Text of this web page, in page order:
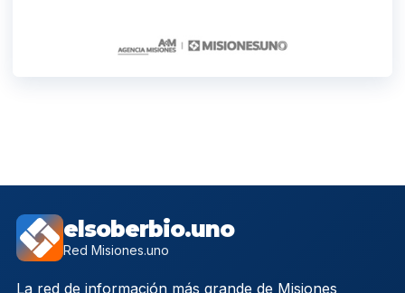
elsoberbio.uno
Red Misiones.uno
La red de información más grande de Misiones